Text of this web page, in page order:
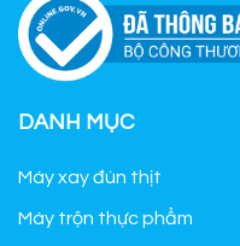
DANH MỤC
Máy xay đùn thịt
Máy trộn thực phẩm